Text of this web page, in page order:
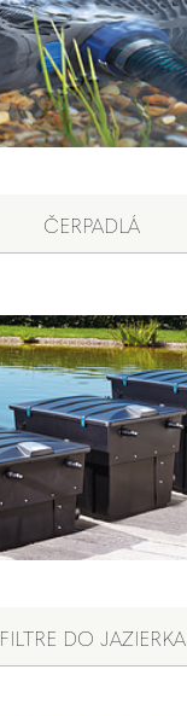
ČERPADLÁ
FILTRE DO JAZIERKA